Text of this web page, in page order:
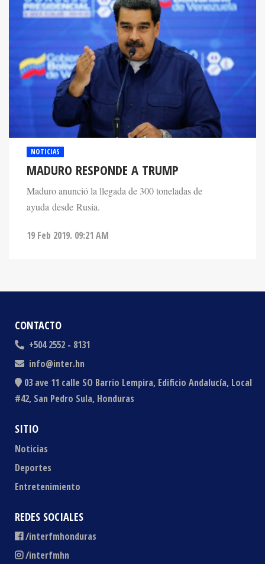
NOTICIAS
MADURO RESPONDE A TRUMP
Maduro anunció la llegada de 300 toneladas de
ayuda desde Rusia.
19 Feb 2019. 09:21 AM
CONTACTO
+504 2552 - 8131
info@inter.hn
03 ave 11 calle SO Barrio Lempira, Edificio Andalucía, Local
#42, San Pedro Sula, Honduras
SITIO
Noticias
Deportes
Entretenimiento
REDES SOCIALES
/interfmhonduras
/interfmhn